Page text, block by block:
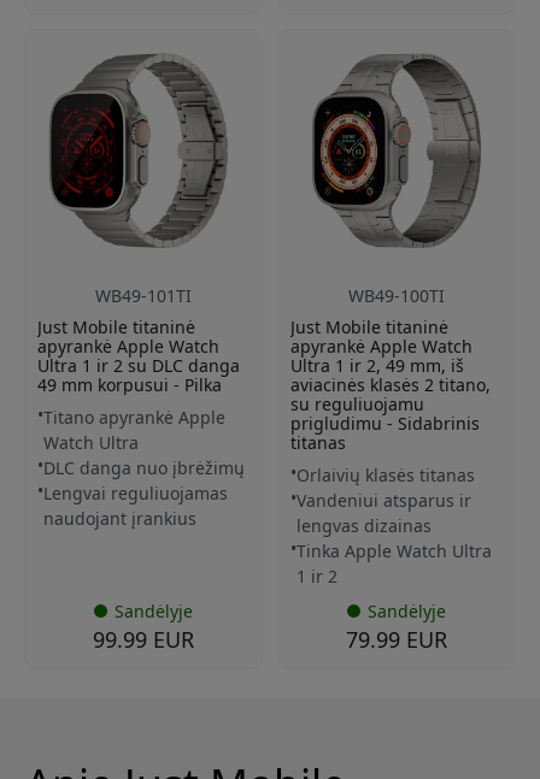
WB49-101TI
Just Mobile titaninė
apyrankė Apple Watch
Ultra 1 ir 2 su DLC danga
49 mm korpusui - Pilka
Titano apyrankė Apple
Watch Ultra
DLC danga nuo įbrėžimų
Lengvai reguliuojamas
naudojant įrankius
Sandėlyje
99.99 EUR
WB49-100TI
Just Mobile titaninė
apyrankė Apple Watch
Ultra 1 ir 2, 49 mm, iš
aviacinės klasės 2 titano,
su reguliuojamu
prigludimu - Sidabrinis
titanas
Orlaivių klasės titanas
Vandeniui atsparus ir
lengvas dizainas
Tinka Apple Watch Ultra
1 ir 2
Sandėlyje
79.99 EUR